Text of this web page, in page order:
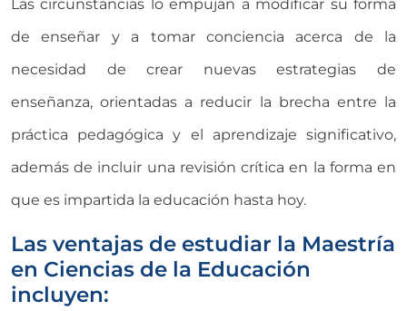
Las circunstancias lo empujan a modificar su forma
de enseñar y a tomar conciencia acerca de la
necesidad de crear nuevas estrategias de
enseñanza, orientadas a reducir la brecha entre la
práctica pedagógica y el aprendizaje significativo,
además de incluir una revisión crítica en la forma en
que es impartida la educación hasta hoy.
Las ventajas de estudiar la Maestría
en Ciencias de la Educación
incluyen: